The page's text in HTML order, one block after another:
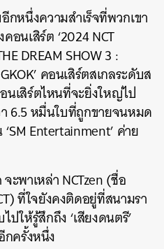
กหนึ่งความสำเร็จที่พวกเขา
อนเสิร์ต ‘2024 NCT
DREAM SHOW 3 :
คอนเสิร์ตสเกลระดับส
นเสิร์ตไหนที่จะยิ่งใหญ่ไป
6.5 หมื่นใบที่ถูกขายจนหมด
Entertainment’ ค่าย
ะพาเหล่า NCTzen (ชื่อ
ที่ใจยังคงติดอยู่ที่สนามรา
ให้รู้สึกถึง ‘เสียงดนตรี’
กครั้งหนึ่ง